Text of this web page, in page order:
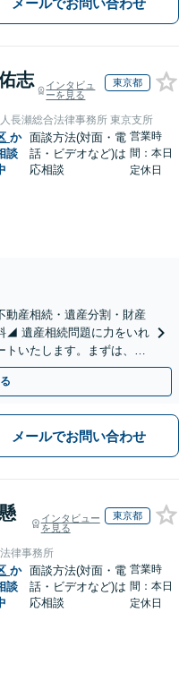
志
インタビュ
ーを見る
東京都
長瀬総合法律事務所 東京支所
か
談
面談方法(対面・電
話・ビデオなど)は
応相談
営業時
間：本日
定休日
動産相続・遺産分割・財産
◢ 遺産相続問題に力をいれ
トいたします。まずは、お
メールでお問い合わせ
インタビュー
を見る
東京都
律事務所
か
談
面談方法(対面・電
話・ビデオなど)は
応相談
営業時
間：本日
定休日